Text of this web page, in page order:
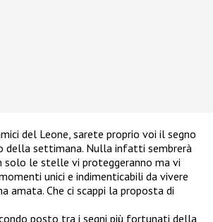
del Leone, sarete proprio voi il segno
della settimana. Nulla infatti sembrerà
solo le stelle vi proteggeranno ma vi
unici e indimenticabili da vivere
amata. Che ci scappi la proposta di
posto tra i segni più fortunati della